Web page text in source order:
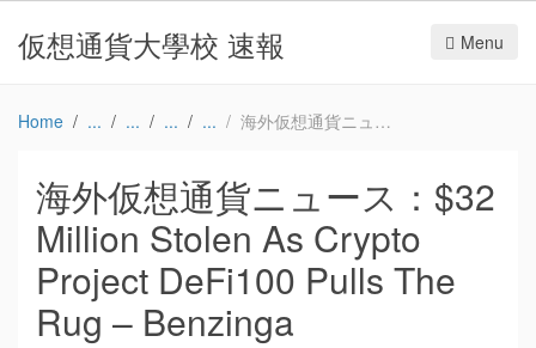
仮想通貨大學校 速報 Menu
Home 海外仮想通貨ニュース：$32 Million Stolen As Crypto Project DeFi100 Pulls The Rug – Benzinga
海外仮想通貨ニュース：$32
Million Stolen As Crypto
Project DeFi100 Pulls The
Rug – Benzinga